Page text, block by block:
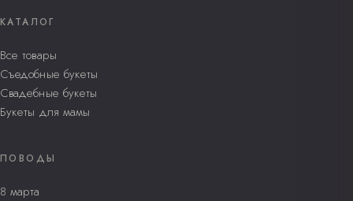
КАТАЛОГ
Все товары
Съедобные букеты
Свадебные букеты
Букеты для мамы
ПОВОДЫ
8 марта